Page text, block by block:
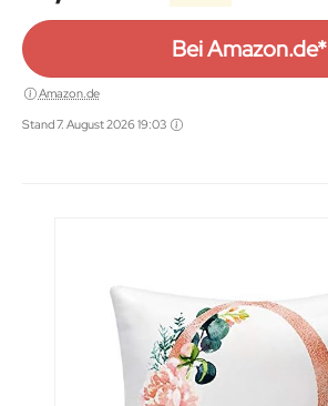
Bei Amazon.de*
Amazon.de
Stand 7. August 2026 19:03